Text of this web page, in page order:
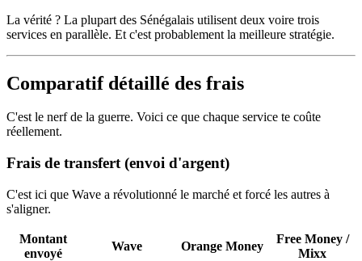
La vérité ? La plupart des Sénégalais utilisent deux voire trois
services en parallèle. Et c'est probablement la meilleure stratégie.
Comparatif détaillé des frais
C'est le nerf de la guerre. Voici ce que chaque service te coûte
réellement.
Frais de transfert (envoi d'argent)
C'est ici que Wave a révolutionné le marché et forcé les autres à
s'aligner.
Montant
envoyé
Wave Orange Money
Free Money /
Mixx